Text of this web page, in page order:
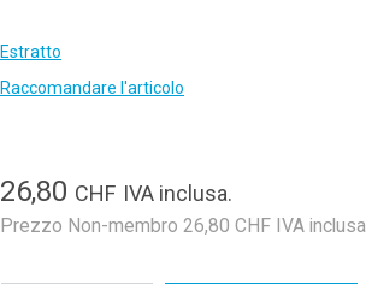
Estratto
Raccomandare l'articolo
26,80 CHF IVA inclusa.
Prezzo Non-membro 26,80 CHF IVA inclusa.